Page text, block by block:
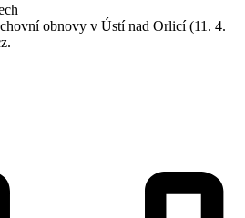
obnovy v Ústí nad Orlicí (11. 4.